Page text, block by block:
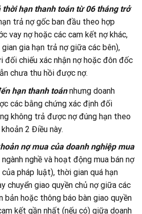
thời hạn thanh toán từ 06 tháng trở
trả nợ gốc ban đầu theo hợp
vay nợ hoặc các cam kết nợ khác,
gia hạn trả nợ giữa các bên),
đối chiếu xác nhận nợ hoặc đôn đốc
chưa thu hồi được nợ.
hạn thanh toánnhưng doanh
các bằng chứng xác định đối
không trả được nợ đúng hạn theo
2 Điều này.
nợ mua của doanh nghiệp mua
nghề và hoạt động mua bán nợ
pháp luật), thời gian quá hạn
chuyển giao quyền chủ nợ giữa các
bản hoặc thông báo bàn giao quyền
kết gần nhất (nếu có) giữa doanh